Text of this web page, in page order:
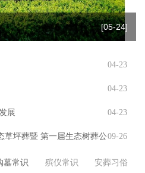
[05-24]
04-23
04-23
04-23
展
09-26
草坪葬暨 第一届生态树葬公
墓常识 殡仪常识 安葬习俗